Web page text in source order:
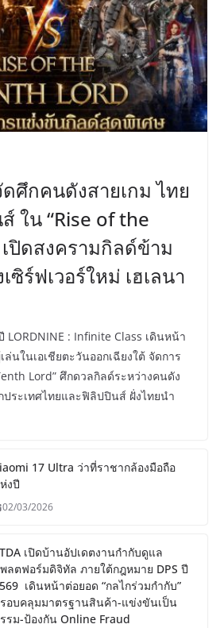
ดศึกคนดังสายเกม ไทย
ใน “Rise of the
ปิดสงครามกิลด์ข้าม
ซิร์ฟเวอร์ใหม่ เฮเลนา
LORDNINE : Infinite Class เดินหน้า
นในเอเชียตะวันออกเฉียงใต้ จัดการ
Lord” ศึกดวลกิลด์ระหว่างคนดัง
ประเทศไทยและฟิลิปปินส์ ฝั่งไทยนำ
17 Ultra ว่าที่ราชากล้องมือถือ
งปี
02/03/2026
เปิดบ้านอัปเดตงานกำกับดูแล
ลตฟอร์มดิจิทัล ภายใต้กฎหมาย DPS ปี
เดินหน้าต่อยอด “กลไกร่วมกำกับ”
อบคลุมมาตรฐานสินค้า-แข่งขันเป็น
รม-ป้องกัน Online Fraud